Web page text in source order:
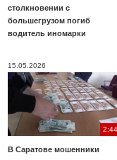
столкновении с
большегрузом погиб
водитель иномарки
15.05.2026
2:44
В Саратове мошенники